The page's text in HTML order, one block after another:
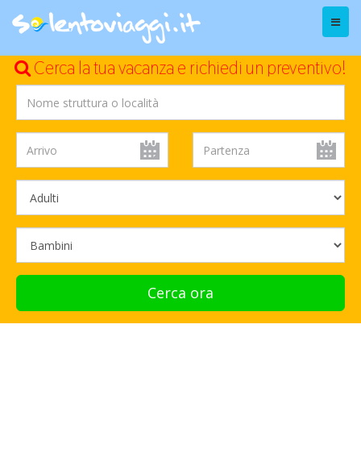
Menu
Cerca la tua vacanza e richiedi un preventivo!
Cerca ora